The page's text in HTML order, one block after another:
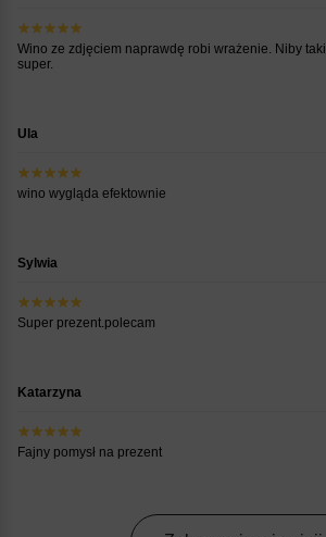
Wino ze zdjęciem naprawdę robi wrażenie. Niby
super.
Ula
wino wygląda efektownie
Sylwia
Super prezent.polecam
Katarzyna
Fajny pomysł na prezent